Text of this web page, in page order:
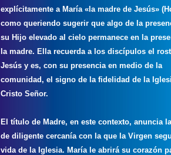
explícitamente a María «la madre de Jesús»
como queriendo sugerir que algo de la
su Hijo elevado al cielo permanece en la
la madre. Ella recuerda a los discípulos el
Jesús y es, con su presencia en medio de la
comunidad, el signo de la fidelidad de la
Cristo Señor.
El título de Madre, en este contexto, anuncia
de diligente cercanía con la que la Virgen
vida de la Iglesia. María le abrirá su corazón